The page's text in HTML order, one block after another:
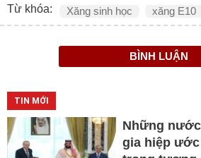
Từ khóa: Xăng sinh học xăng E10
BÌNH LUẬN
TIN MỚI
Những
gia hiệp